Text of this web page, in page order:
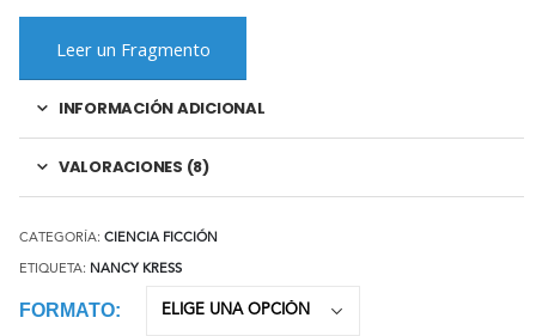
Leer un Fragmento
INFORMACIÓN ADICIONAL
VALORACIONES (8)
CATEGORÍA: CIENCIA FICCIÓN
ETIQUETA: NANCY KRESS
FORMATO